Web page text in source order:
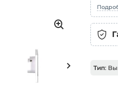
Тип: